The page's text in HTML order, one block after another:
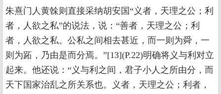
朱熹门人黄榦则直接采纳胡安国“义者，天理之公；利
者，人欲之私”的说法，说：“善者，天理之公；利
者，人欲之私。公私之间相去甚近，而一则为舜，一
则为跖，乃由是而分焉。”[13](P.22)明确将义与利对立
起来。他还说：“义与利之间，君子小人之所由分，而
天下国家治乱之所关系也。义者，天理之公；利者，